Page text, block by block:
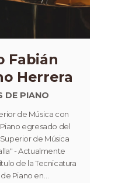
Fabián
Herrera
DE PIANO
de Música con
egresado del
de Música
- Actualmente
de la Tecnicatura
Piano en…